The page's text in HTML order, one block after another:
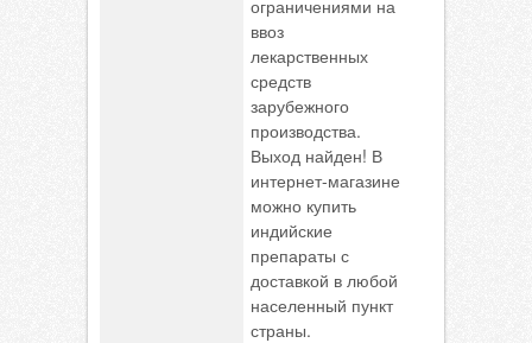
ограничениями на
ввоз
лекарственных
средств
зарубежного
производства.
Выход найден! В
интернет-магазине
можно купить
индийские
препараты с
доставкой в любой
населенный пункт
страны.